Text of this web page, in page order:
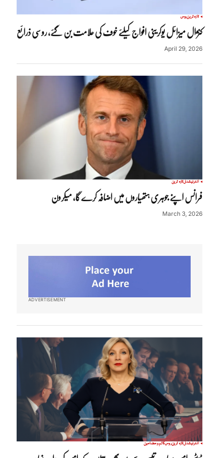
تازہ ترینروس
کنژال میزائل یوکرینی افواج کیلئے خوف کی علامت بن گئے، روسی ذرائع
April 29, 2026
انٹرنیشنلتازہ ترین
فرانس اپنے جوہری ہتھیاروں میں اضافہ کرے گا، میکرون
March 3, 2026
ADVERTISEMENT
انٹرنیشنلتازہ ترینروسکالم و مضامین